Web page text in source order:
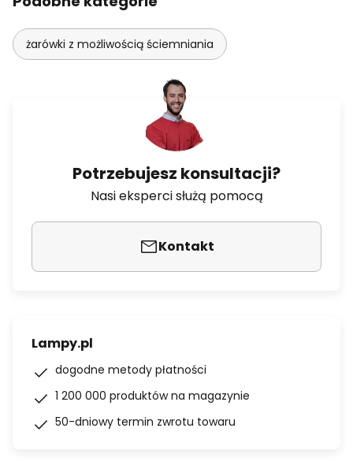
żarówki z możliwością ściemniania
Potrzebujesz konsultacji?
Nasi eksperci służą pomocą
Kontakt
Lampy.pl
dogodne metody płatności
1 200 000 produktów na magazynie
50-dniowy termin zwrotu towaru